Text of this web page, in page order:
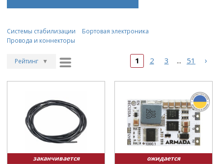
Системы стабилизации
Бортовая электроника
Провода и коннекторы
Рейтинг ▼
Дата ▼
Цена
Цена ▼
1 2 3 ... 51 ›
заканчивается ожидается